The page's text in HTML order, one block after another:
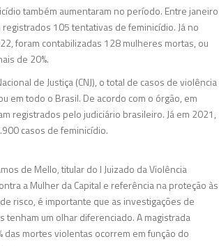
também aumentaram no período. Entre janeiro
105 tentativas de feminicídio. Já no
foram contabilizadas 128 mulheres mortas, ou
de 20%.
de Justiça (CNJ), o total de casos de violência
em todo o Brasil. De acordo com o órgão, em
registrados pelo judiciário brasileiro. Já em 2021,
casos de feminicídio.
de Mello, titular do I Juizado da Violência
a Mulher da Capital e referência na proteção às
risco, é importante que as investigações de
tenham um olhar diferenciado. A magistrada
das mortes violentas ocorrem em função do